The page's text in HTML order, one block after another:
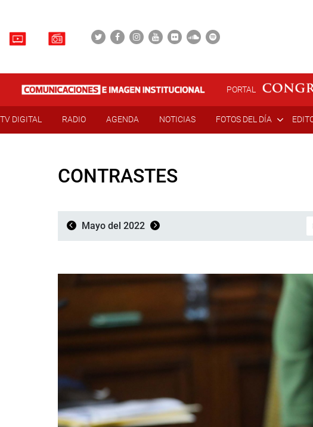
PORTAL
TV DIGITAL RADIO AGENDA NOTICIAS FOTOS DEL DÍA
CONTRASTES
Mayo del 2022